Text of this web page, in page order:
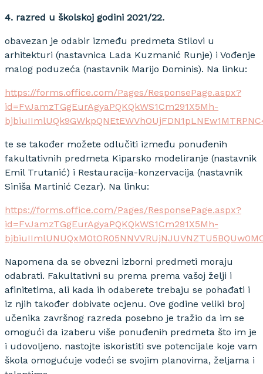
4. razred u školskoj godini 2021/22.
obavezan je odabir između predmeta Stilovi u
arhitekturi (nastavnica Lada Kuzmanić Runje) i Vođenje
malog poduzeća (nastavnik Marijo Dominis). Na linku:
https://forms.office.com/Pages/ResponsePage.aspx?
id=FvJamzTGgEurAgyaPQKQkWS1Cm291X5Mh-
te se također možete odlučiti između ponuđenih
fakultativnih predmeta Kiparsko modeliranje (nastavnik
Emil Trutanić) i Restauracija-konzervacija (nastavnik
Siniša Martinić Cezar). Na linku:
https://forms.office.com/Pages/ResponsePage.aspx?
id=FvJamzTGgEurAgyaPQKQkWS1Cm291X5Mh-
Napomena da se obvezni izborni predmeti moraju
odabrati. Fakultativni su prema prema vašoj želji i
afinitetima, ali kada ih odaberete trebaju se pohađati i
iz njih također dobivate ocjenu. Ove godine veliki broj
učenika završnog razreda posebno je tražio da im se
omogući da izaberu više ponuđenih predmeta što im je
i udovoljeno. nastojte iskoristiti sve potencijale koje vam
škola omogućuje vodeći se svojim planovima, željama i